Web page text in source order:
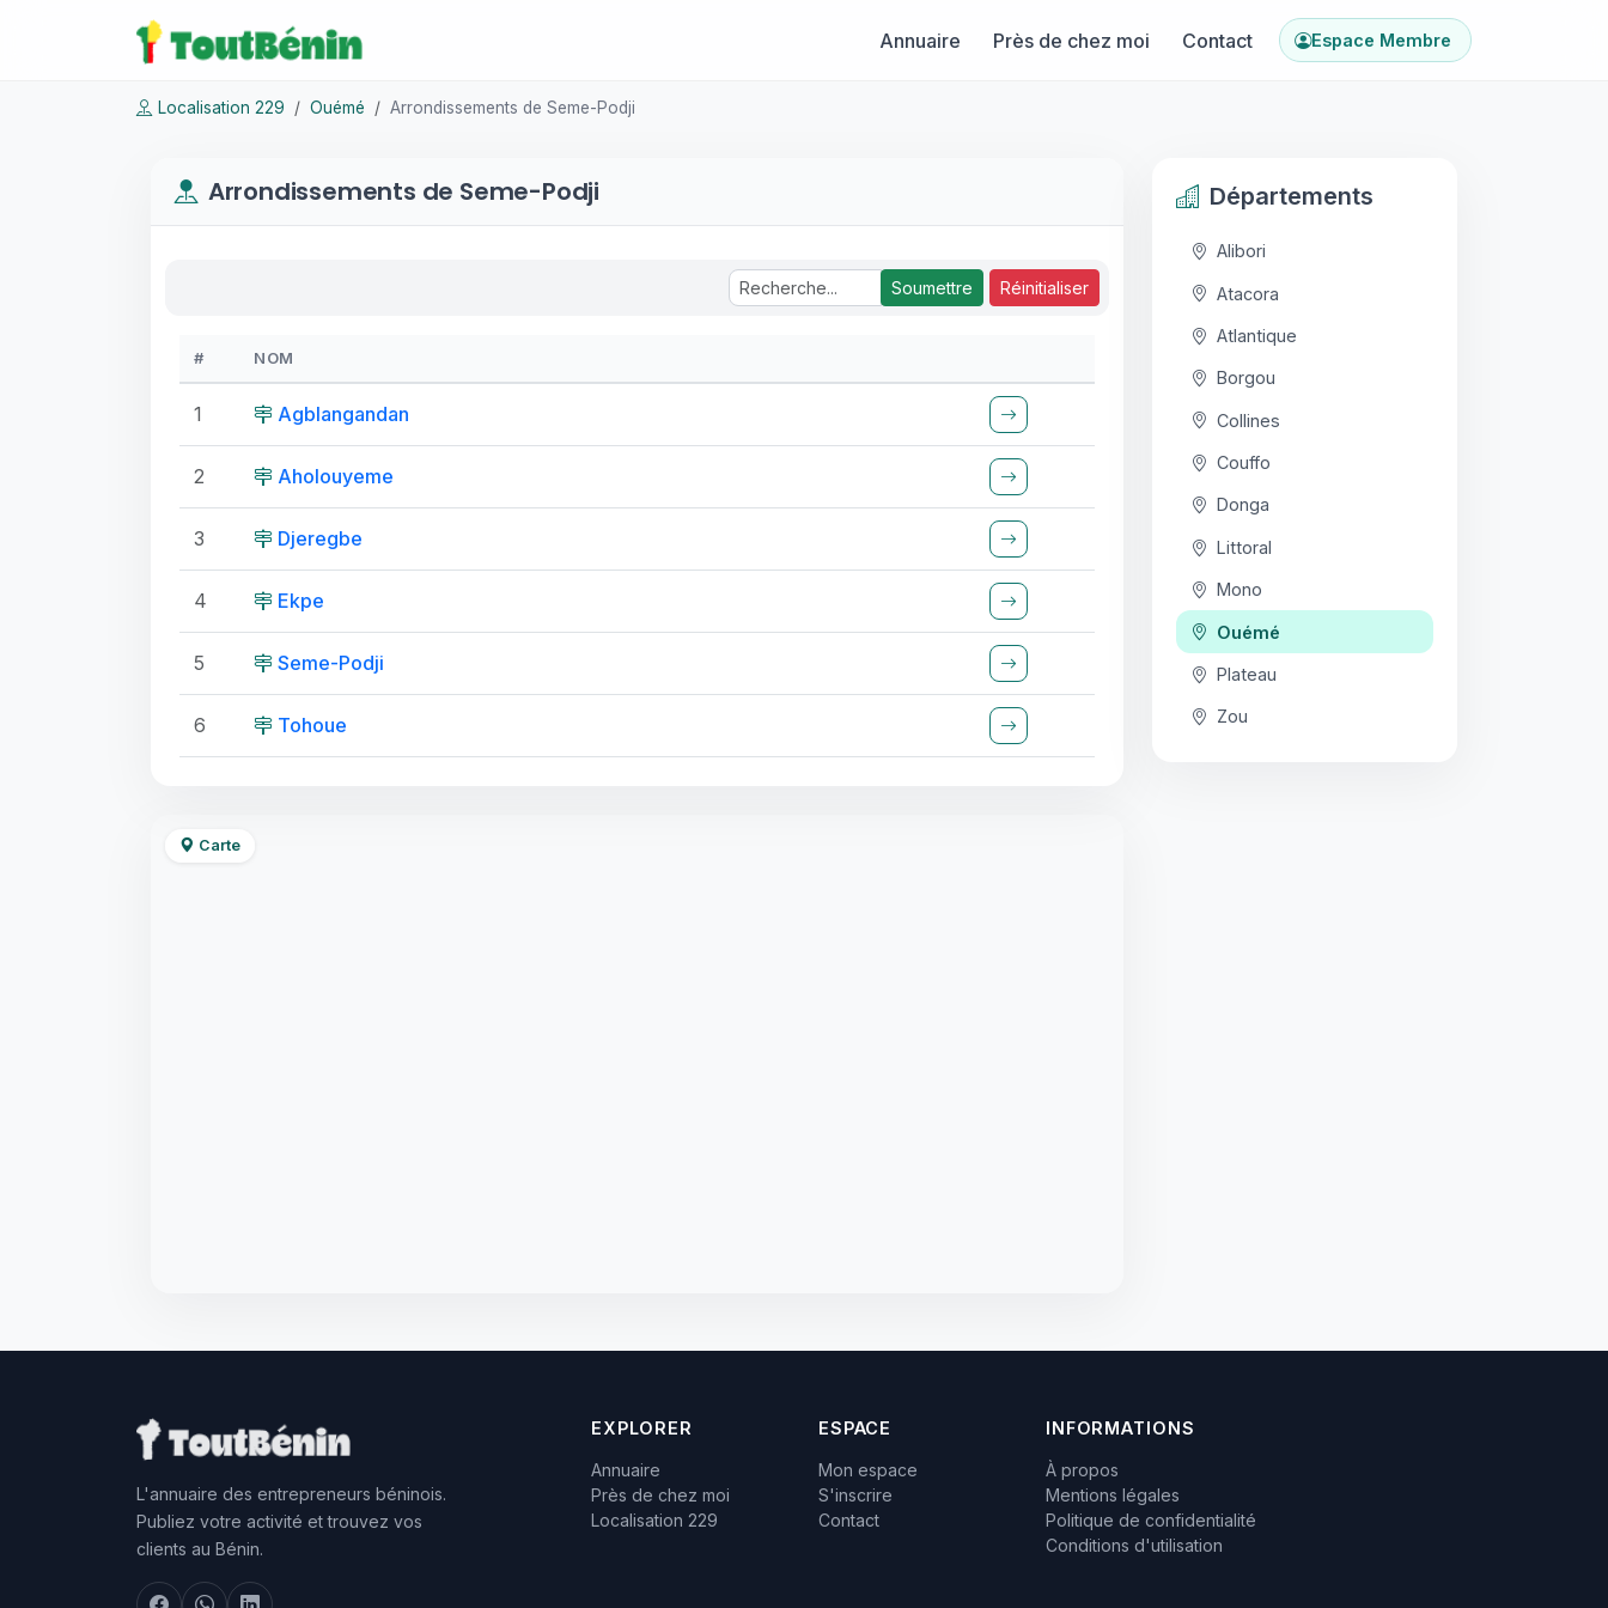
Annuaire Près de chez moi Contact Espace Membre
Localisation 229 Ouémé Arrondissements de Seme-Podji
Arrondissements de Seme-Podji
Soumettre Réinitialiser
# NOM
1 Agblangandan
2 Aholouyeme
3 Djeregbe
4 Ekpe
5 Seme-Podji
6 Tohoue
Carte
Départements
Alibori
Atacora
Atlantique
Borgou
Collines
Couffo
Donga
Littoral
Mono
Ouémé
Plateau
Zou
L'annuaire des entrepreneurs béninois.
Publiez votre activité et trouvez vos
clients au Bénin.
EXPLORER
Annuaire
Près de chez moi
Localisation 229
ESPACE
Mon espace
S'inscrire
Contact
INFORMATIONS
À propos
Mentions légales
Politique de confidentialité
Conditions d'utilisation